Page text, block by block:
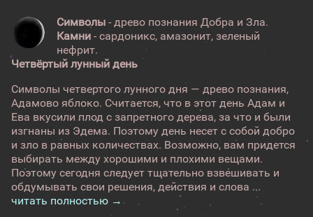
Символы - древо познания Добра и Зла.
Камни - сардоникс, амазонит, зеленый
нефрит.
Четвёртый лунный день
Символы четвертого лунного дня — древо познания,
Адамово яблоко. Считается, что в этот день Адам и
Ева вкусили плод с запретного дерева, за что и были
изгнаны из Эдема. Поэтому день несет с собой добро
и зло в равных количествах. Возможно, вам придется
выбирать между хорошими и плохими вещами.
Поэтому сегодня следует тщательно взвешивать и
обдумывать свои решения, действия и слова ...
читать полностью →